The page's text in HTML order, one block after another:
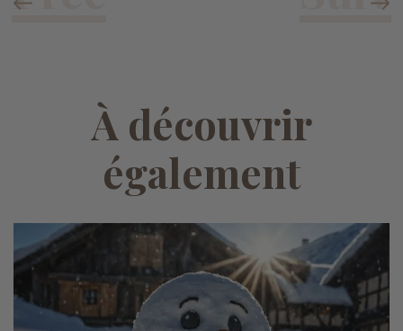
À découvrir
également